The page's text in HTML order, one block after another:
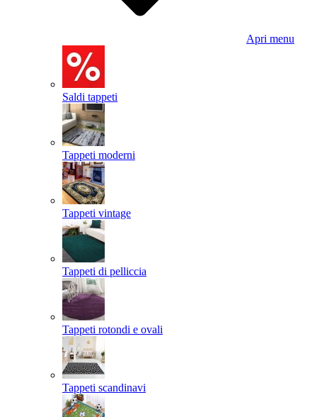
Apri menu
Saldi tappeti
Tappeti moderni
Tappeti vintage
Tappeti di pelliccia
Tappeti rotondi e ovali
Tappeti scandinavi